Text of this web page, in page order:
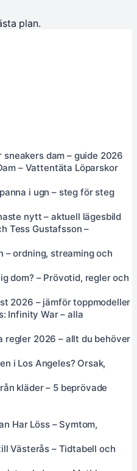
plan.
sneakers dam – guide 2026
– Vattentäta Löparskor
i ugn – steg för steg
nytt – aktuell lägesbild
Tess Gustafsson –
– ordning, streaming och
dom? – Prövotid, regler och
2026 – jämför toppmodeller
Infinity War – alla
regler 2026 – allt du behöver
i Los Angeles? Orsak,
kläder – 5 beprövade
Har Löss – Symtom,
Västerås – Tidtabell och